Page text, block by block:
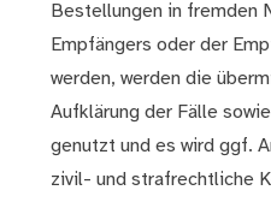
Bestellungen in fremden
Empfängers oder der
werden, werden die
Aufklärung der Fälle
genutzt und es wird ggf.
zivil- und strafrechtliche